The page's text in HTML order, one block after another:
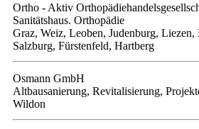
Ortho - Aktiv
Sanitätshaus. Orthopädie
Graz, Weiz, Leoben, Judenburg, Liezen,
Salzburg, Fürstenfeld, Hartberg
Osmann GmbH
Altbausanierung, Revitalisierung,
Wildon